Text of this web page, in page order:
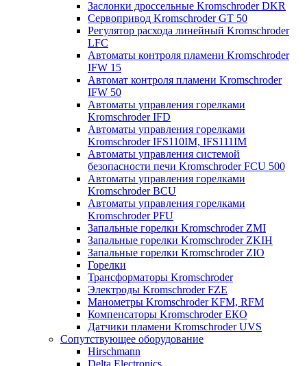
Заслонки дроссельные Kromschroder DKR
Cервопривод Kromschroder GT 50
Регулятор расхода линейный Kromschroder
LFC
Автоматы контроля пламени Kromschroder
IFW 15
Автомат контроля пламени Kromschroder
IFW 50
Автоматы управления горелками
Kromschroder IFD
Автоматы управления горелками
Kromschroder IFS110IM, IFS111IM
Автоматы управления системой
безопасности печи Kromschroder FCU 500
Автоматы управления горелками
Kromschroder BCU
Автоматы управления горелками
Kromschroder PFU
Запальные горелки Kromschroder ZМI
Запальные горелки Kromschroder ZKIH
Запальные горелки Kromschroder ZIO
Горелки
Трансформаторы Kromschroder
Электроды Kromschroder FZE
Манометры Kromschroder KFM, RFM
Компенсаторы Kromschroder ЕКО
Датчики пламени Kromschroder UVS
Сопутствующее оборудование
Hirschmann
Delta Electronics